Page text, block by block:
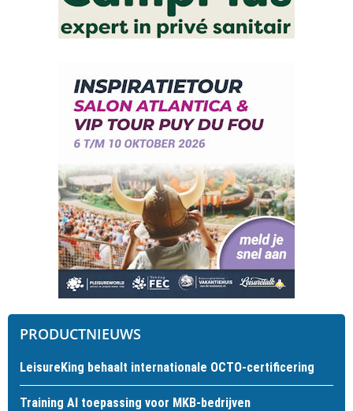
PRODUCTNIEUWS
LeisureKing behaalt internationale OCTO-certificering
Training AI toepassing voor MKB-bedrijven